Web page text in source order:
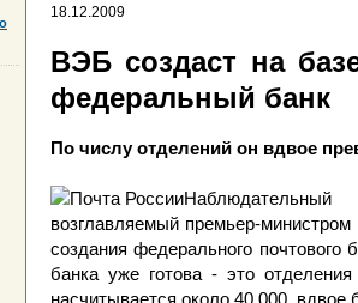
18.12.2009
ВЭБ создаст на
федеральный банк
По числу отделений он вдвое
возглавляемый премьер-
создания федерального
банка уже готова - это